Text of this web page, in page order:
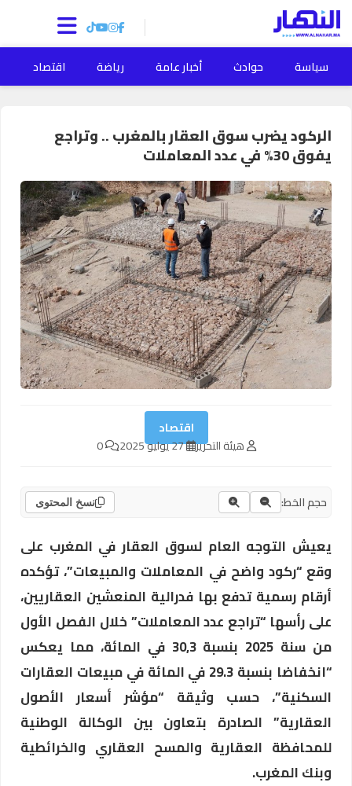
سياسة حوادث أخبار عامة رياضة اقتصاد
الركود يضرب سوق العقار بالمغرب .. وتراجع
يفوق 30% في عدد المعاملات
اقتصاد
هيئة التحرير 27 يوليو 2025 0
حجم الخط: نسخ المحتوى
يعيش التوجه العام لسوق العقار في المغرب على
وقع “ركود واضح في المعاملات والمبيعات”، تؤكده
أرقام رسمية تدفع بها فدرالية المنعشين العقاريين،
على رأسها “تراجع عدد المعاملات” خلال الفصل الأول
من سنة 2025 بنسبة 30,3 في المائة، مما يعكس
“انخفاضا بنسبة 29.3 في المائة في مبيعات العقارات
السكنية”، حسب وثيقة “مؤشر أسعار الأصول
العقارية” الصادرة بتعاون بين الوكالة الوطنية
للمحافظة العقارية والمسح العقاري والخرائطية
وبنك المغرب.